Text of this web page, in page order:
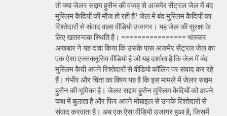
तो क्या जेलर सद्दाम हुसैन की वजह से अजमेर सेंट्रल जेल में बंद
मुस्लिम कैदियों की मौज हो रही है? जेल में बंद मुस्लिम कैदियों का
रिश्तेदारों से संवाद वाला वीडियो उजागर। यह जेल की सुरक्षा के
लिए खतरनाक स्थिति है। ================ भास्कर
अखबार ने यह दावा किया कि उसके पास अजमेर सेंट्रल जेल का
एक ऐसा एक्सक्लूसिव वीडियो है जो यह दर्शाता है कि जेल में बंद
मुस्लिम कैदी अपने रिश्तेदारों से वीडियो कॉलिंग पर संवाद कर रहे
हैं। गंभीर और चिंता का विषय यह है कि इस मामले में जेलर सद्दाम
हुसैन की भूमिका है। जेलर सद्दाम हुसैन मुस्लिम कैदियों को अपने
कक्ष में बुलाता है और फिर अपने मोबाइल से उनके रिश्तेदारों से
संवाद करवाता है। अब एक ऐसा वीडियो उजागर हुआ है, जिसमें